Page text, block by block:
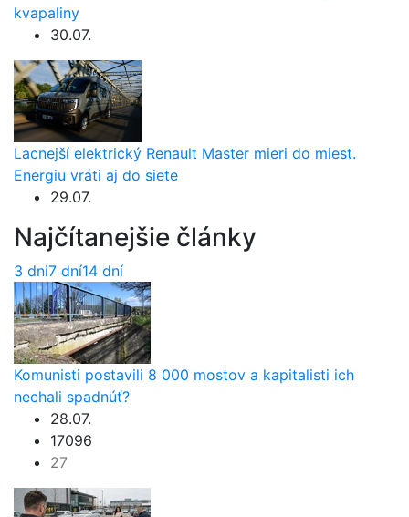
kvapaliny
30.07.
Lacnejší elektrický Renault Master mieri do miest.
Energiu vráti aj do siete
29.07.
Najčítanejšie články
3 dni7 dní14 dní
Komunisti postavili 8 000 mostov a kapitalisti ich
nechali spadnúť?
28.07.
17096
27